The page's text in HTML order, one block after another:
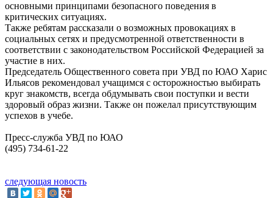
основными принципами безопасного поведения в
критических ситуациях.
Также ребятам рассказали о возможных провокациях в
социальных сетях и предусмотренной ответственности в
соответствии с законодательством Российской Федерацией за
участие в них.
Председатель Общественного совета при УВД по ЮАО Харис
Ильясов рекомендовал учащимся с осторожностью выбирать
круг знакомств, всегда обдумывать свои поступки и вести
здоровый образ жизни. Также он пожелал присутствующим
успехов в учебе.
Пресс-служба УВД по ЮАО
(495) 734-61-22
следующая новость